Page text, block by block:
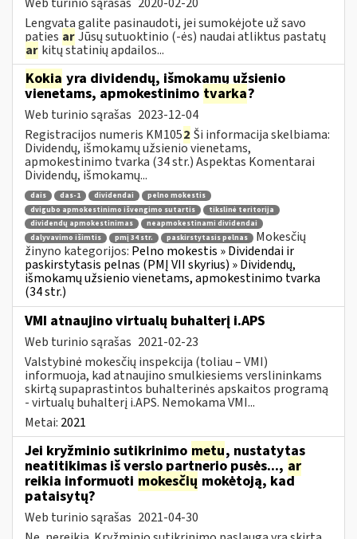
Lengvata galite pasinaudoti, jei sumokėjote už savo
paties arJūsų sutuoktinio (-ės) naudai atliktus pastatų
ar kitų statinių apdailos...
Kokia yra dividendų, išmokamų užsienio
vienetams, apmokestinimo tvarka?
Web turinio sąrašas 2023-12-04
Registracijos numeris KM1052 Ši informacija skelbiama:
Dividendų, išmokamų užsienio vienetams,
apmokestinimo tvarka (34 str.) Aspektas Komentarai
Dividendų, išmokamų...
dais das-1 dividendai
pelno mokestis
dvigubo apmokestinimo išvengimo sutartis
tikslinė teritorija
dividendų apmokestinimas
neapmokestinami dividendai
dalyvavimo išimtis
pmį 34 str. paskirstytasis pelnas
Mokesčių
žinyno kategorijos: Pelno mokestis » Dividendai ir
paskirstytasis pelnas (PMĮ VII skyrius) » Dividendų,
išmokamų užsienio vienetams, apmokestinimo tvarka
(34 str.)
VMI atnaujino virtualų buhalterį i.APS
Web turinio sąrašas 2021-02-23
Valstybinė mokesčių inspekcija (toliau – VMI)
informuoja, kad atnaujino smulkiesiems verslininkams
skirtą supaprastintos buhalterinės apskaitos programą
- virtualų buhalterį i.APS. Nemokama VMI...
Metai: 2021
Jei kryžminio sutikrinimo metu, nustatytas
neatitikimas iš verslo partnerio pusės..., ar
reikia informuoti mokesčių mokėtoją, kad
pataisytų?
Web turinio sąrašas 2021-04-30